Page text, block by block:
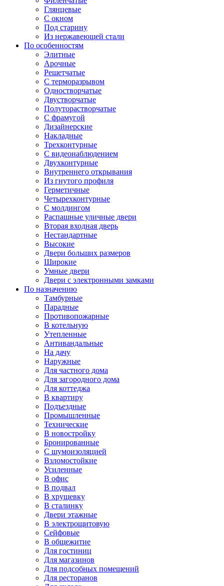
Глянцевые
С окном
Под старину
Из нержавеющей стали
По особенностям
Элитные
Арочные
Решетчатые
С терморазрывом
Одностворчатые
Двустворчатые
Полуторастворчатые
С фрамугой
Дизайнерские
Накладные
Трехконтурные
С видеонаблюдением
Двухконтурные
Внутреннего открывания
Из гнутого профиля
Герметичные
Четырехконтурные
С молдингом
Распашные уличные двери
Вторая входная дверь
Нестандартные
Высокие
Двери больших размеров
Широкие
Умные двери
Двери с электронными замками
По назначению
Тамбурные
Парадные
Противопожарные
В котельную
Утепленные
Антивандальные
На дачу
Наружные
Для частного дома
Для загородного дома
Для коттеджа
В квартиру
Подъездные
Промышленные
Технические
В новостройку
Бронированные
С шумоизоляцией
Взломостойкие
Усиленные
В офис
В подвал
В хрущевку
В сталинку
Двери этажные
В электрощитовую
Сейфовые
В общежитие
Для гостиниц
Для магазинов
Для подсобных помещений
Для ресторанов